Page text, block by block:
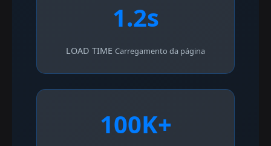
1.2s
LOAD TIME Carregamento da página
100K+